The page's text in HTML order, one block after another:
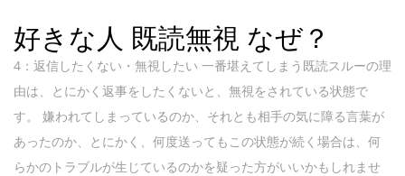
好きな人 既読無視 なぜ？
4：返信したくない・無視したい 一番堪えてしまう既読スルーの理
由は、とにかく返事をしたくないと、無視をされている状態で
す。 嫌われてしまっているのか、それとも相手の気に障る言葉が
あったのか、とにかく、何度送ってもこの状態が続く場合は、何
らかのトラブルが生じているのかを疑った方がいいかもしれませ